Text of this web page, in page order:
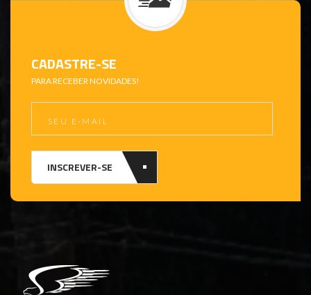
CADASTRE-SE
PARA RECEBER NOVIDADES!
INSCREVER-SE